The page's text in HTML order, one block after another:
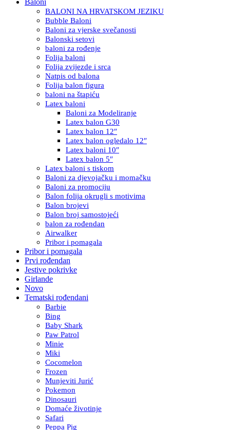
BALONI NA HRVATSKOM JEZIKU
Bubble Baloni
Baloni za vjerske svečanosti
Balonski setovi
baloni za rođenje
Folija baloni
Folija zvijezde i srca
Natpis od balona
Folija balon figura
baloni na štapiću
Latex baloni
Baloni za Modeliranje
Latex balon G30
Latex balon 12″
Latex balon ogledalo 12″
Latex baloni 10″
Latex balon 5″
Latex baloni s tiskom
Baloni za djevojačku i momačku
Baloni za promociju
Balon folija okrugli s motivima
Balon brojevi
Balon broj samostojeći
balon za rođendan
Airwalker
Pribor i pomagala
Pribor i pomagala
Prvi rođendan
Jestive pokrivke
Girlande
Novo
Tematski rođendani
Barbie
Bing
Baby Shark
Paw Patrol
Minie
Miki
Cocomelon
Frozen
Munjeviti Jurić
Pokemon
Dinosauri
Domaće životinje
Safari
Peppa Pig